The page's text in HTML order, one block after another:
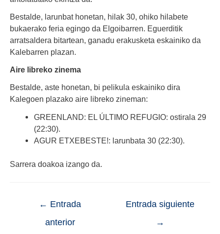
Bestalde, larunbat honetan, hilak 30, ohiko hilabete
bukaerako feria egingo da Elgoibarren. Eguerditik
arratsaldera bitartean, ganadu erakusketa eskainiko da
Kalebarren plazan.
Aire libreko zinema
Bestalde, aste honetan, bi pelikula eskainiko dira
Kalegoen plazako aire libreko zineman:
GREENLAND: EL ÚLTIMO REFUGIO: ostirala 29
(22:30).
AGUR ETXEBESTE!: larunbata 30 (22:30).
Sarrera doakoa izango da.
← Entrada
anterior
Entrada siguiente
→